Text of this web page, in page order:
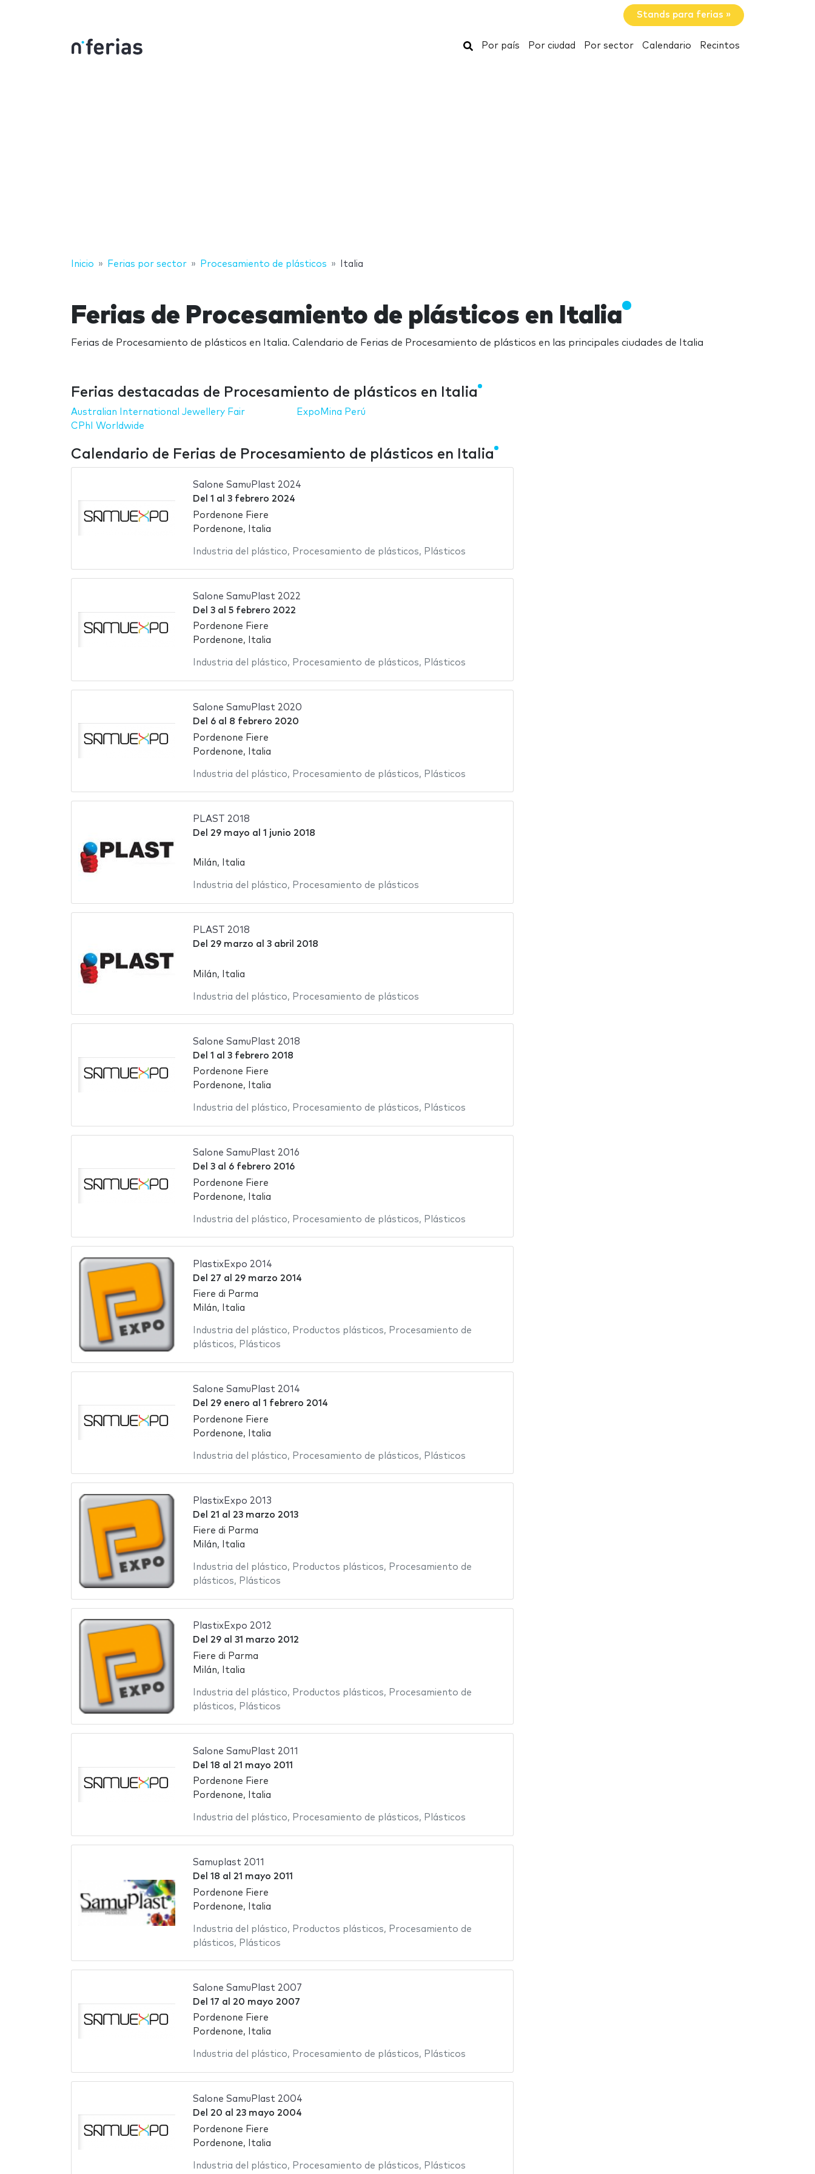
Stands para ferias »
Buscar
Por país Por ciudad Por sector Calendario Recintos
Inicio Ferias por sector Procesamiento de plásticos Italia
Ferias de Procesamiento de plásticos en Italia
Ferias de Procesamiento de plásticos en Italia. Calendario de Ferias de Procesamiento de plásticos en las principales ciudades de Italia
Ferias destacadas de Procesamiento de plásticos en Italia
Australian International Jewellery Fair
CPhI Worldwide
ExpoMina Perú
Calendario de Ferias de Procesamiento de plásticos en Italia
Salone SamuPlast 2024
Del 1 al 3 febrero 2024
Pordenone Fiere
Pordenone, Italia
Industria del plástico, Procesamiento de plásticos, Plásticos
Salone SamuPlast 2022
Del 3al 5 febrero 2022
Pordenone Fiere
Pordenone, Italia
Industria del plástico, Procesamiento de plásticos, Plásticos
Salone SamuPlast 2020
Del 6al 8 febrero 2020
Pordenone Fiere
Pordenone, Italia
Industria del plástico, Procesamiento de plásticos, Plásticos
PLAST 2018
Del 29 mayo al 1 junio 2018
Milán, Italia
Industria del plástico, Procesamiento de plásticos
PLAST 2018
Del 29 marzo al 3 abril 2018
Milán, Italia
Industria del plástico, Procesamiento de plásticos
Salone SamuPlast 2018
Del 1 al 3 febrero 2018
Pordenone Fiere
Pordenone, Italia
Industria del plástico, Procesamiento de plásticos, Plásticos
Salone SamuPlast 2016
Del 3al 6 febrero 2016
Pordenone Fiere
Pordenone, Italia
Industria del plástico, Procesamiento de plásticos, Plásticos
PlastixExpo 2014
Del 27 al 29 marzo 2014
Fiere di Parma
Milán, Italia
Industria del plástico, Productos plásticos, Procesamiento de
plásticos, Plásticos
Salone SamuPlast 2014
Del 29 enero al 1 febrero 2014
Pordenone Fiere
Pordenone, Italia
Industria del plástico, Procesamiento de plásticos, Plásticos
PlastixExpo 2013
Del 21 al 23 marzo 2013
Fiere di Parma
Milán, Italia
Industria del plástico, Productos plásticos, Procesamiento de
plásticos, Plásticos
PlastixExpo 2012
Del 29al 31 marzo 2012
Fiere di Parma
Milán, Italia
Industria del plástico, Productos plásticos, Procesamiento de
plásticos, Plásticos
Salone SamuPlast 2011
Del 18 al 21 mayo 2011
Pordenone Fiere
Pordenone, Italia
Industria del plástico, Procesamiento de plásticos, Plásticos
Samuplast 2011
Del 18 al 21 mayo 2011
Pordenone Fiere
Pordenone, Italia
Industria del plástico, Productos plásticos, Procesamiento de
plásticos, Plásticos
Salone SamuPlast 2007
Del 17 al 20 mayo 2007
Pordenone Fiere
Pordenone, Italia
Industria del plástico, Procesamiento de plásticos, Plásticos
Salone SamuPlast 2004
Del 20 al 23 mayo 2004
Pordenone Fiere
Pordenone, Italia
Industria del plástico, Procesamiento de plásticos, Plásticos